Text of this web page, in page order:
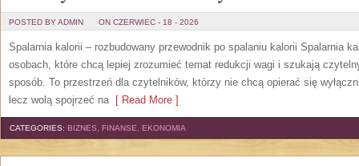
POSTED BY ADMIN ON CZERWIEC - 18 - 2026
Spalarnia kalorii – rozbudowany przewodnik po spalaniu kalorii Spalarnia
osobach, które chcą lepiej zrozumieć temat redukcji wagi i szukają
sposób. To przestrzeń dla czytelników, którzy nie chcą opierać się
lecz wolą spojrzeć na[ Read More ]
CATEGORIES: BIZNES, FINANSE, EKONOMIA